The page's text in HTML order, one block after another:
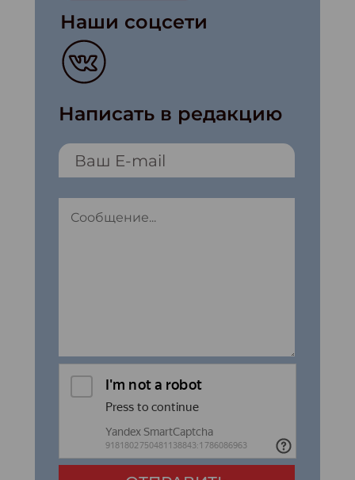
Наши соцсети
Написать в редакцию